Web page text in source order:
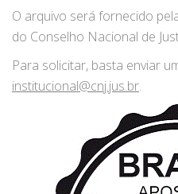
O arquivo será fornecido
do Conselho Nacional de
Para solicitar, basta enviar
institucional@cnj.jus.br.